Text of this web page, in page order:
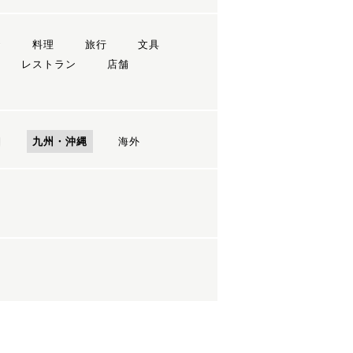
料理 旅行
文具
レストラン
店舗
九州・沖縄 海外